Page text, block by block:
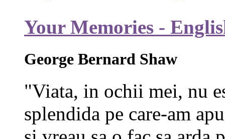
Your Memories -
George Bernard Shaw
"Viata, in ochii mei, nu
splendida pe care-am